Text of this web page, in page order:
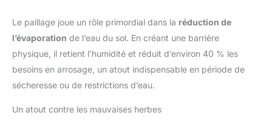
Le paillage joue un rôle primordial dans la réduction de
l’évaporation de l’eau du sol. En créant une barrière
physique, il retient l’humidité et réduit d’environ 40 % les
besoins en arrosage, un atout indispensable en période de
sécheresse ou de restrictions d’eau.
Un atout contre les mauvaises herbes